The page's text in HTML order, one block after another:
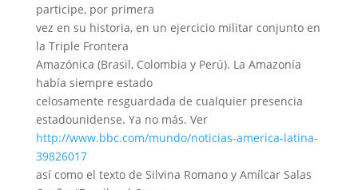
participe, por primera
vez en su historia, en un ejercicio militar conjunto en
la Triple Frontera
Amazónica (Brasil, Colombia y Perú). La Amazonía
había siempre estado
celosamente resguardada de cualquier presencia
estadounidense. Ya no más. Ver
http://www.bbc.com/mundo/noticias-america-latina-
39826017
así como el texto de Silvina Romano y Amílcar Salas